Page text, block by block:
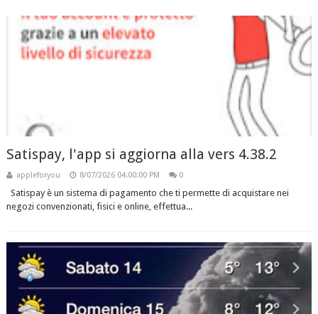
Satispay, l'app si aggiorna alla vers 4.38.2
appleforyou 8/07/2026 04:00:00 PM 0
Satispay è un sistema di pagamento che ti permette di acquistare nei
negozi convenzionati, fisici e online, effettua...